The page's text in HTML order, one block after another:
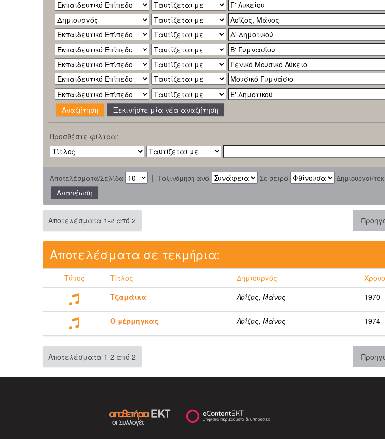
Ξεκινήστε μία νέα αναζήτηση
Προσθέστε φίλτρα:
Αποτελέσματα/Σελίδα | Ταξινόμηση ανά Σε σειρά Δημιουργοί/
Αποτελέσματα 1-2 από 2
Αποτελέσματα σε τεκμήρια:
Τύπος Τίτλος Δημιουργός
Τζαμάικα
Λοΐζος, Μάνος 1970
Ο μέρμηγκας Λοΐζος, Μάνος 1974
Αποτελέσματα 1-2 από 2